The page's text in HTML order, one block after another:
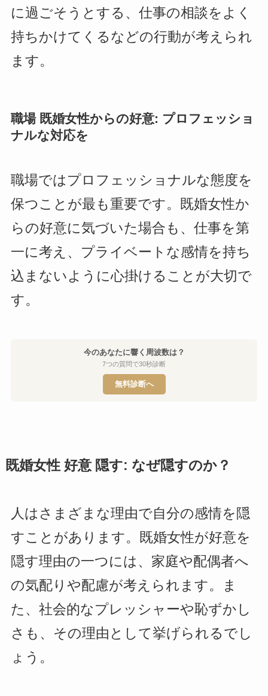
に過ごそうとする、仕事の相談をよく
持ちかけてくるなどの行動が考えられ
ます。
職場 既婚女性からの好意: プロフェッショ
ナルな対応を
職場ではプロフェッショナルな態度を
保つことが最も重要です。既婚女性か
らの好意に気づいた場合も、仕事を第
一に考え、プライベートな感情を持ち
込まないように心掛けることが大切で
す。
今のあなたに響く周波数は？
7つの質問で30秒診断
無料診断へ
既婚女性 好意 隠す: なぜ隠すのか？
人はさまざまな理由で自分の感情を隠
すことがあります。既婚女性が好意を
隠す理由の一つには、家庭や配偶者へ
の気配りや配慮が考えられます。ま
た、社会的なプレッシャーや恥ずかし
さも、その理由として挙げられるでし
ょう。